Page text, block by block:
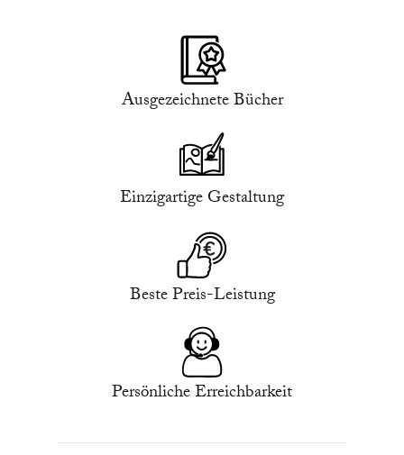
Ausgezeichnete Bücher
Einzigartige Gestaltung
Beste Preis-Leistung
Persönliche Erreichbarkeit